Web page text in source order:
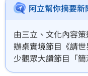
阿立幫你摘要新
由三立、文化內容
辦桌實境節目《請
少觀眾大讚節目「
成功跳脫一般實境